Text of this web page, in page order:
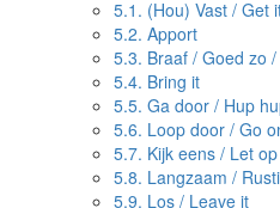
5.1. (Hou) Vast / Get
5.2. Apport
5.3. Braaf / Goed zo
5.4. Bring it
5.5. Ga door / Hup
5.6. Loop door / Go
5.7. Kijk eens / Let
5.8. Langzaam /
5.9. Los / Leave it